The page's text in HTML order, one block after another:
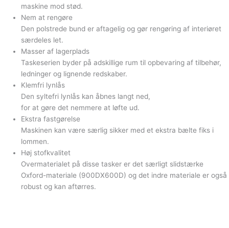
maskine mod stød.
Nem at rengøre
Den polstrede bund er aftagelig og gør rengøring af interiøret
særdeles let.
Masser af lagerplads
Taskeserien byder på adskillige rum til opbevaring af tilbehør,
ledninger og lignende redskaber.
Klemfri lynlås
Den syltefri lynlås kan åbnes langt ned,
for at gøre det nemmere at løfte ud.
Ekstra fastgørelse
Maskinen kan være særlig sikker med et ekstra bælte fiks i
lommen.
Høj stofkvalitet
Overmaterialet på disse tasker er det særligt slidstærke
Oxford-materiale (900DX600D) og det indre materiale er også
robust og kan aftørres.